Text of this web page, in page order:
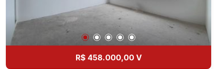
R$ 458.000,00 V